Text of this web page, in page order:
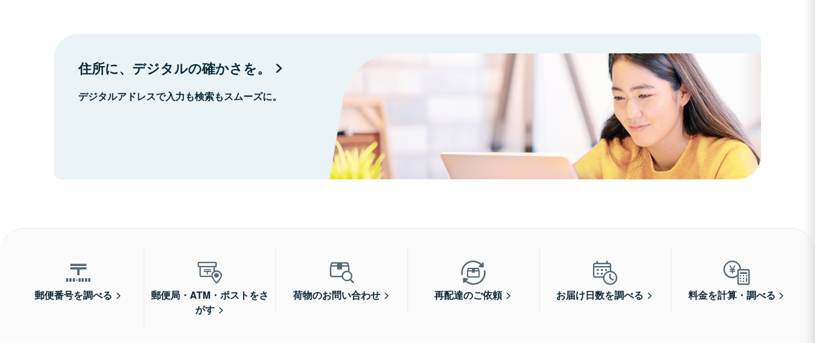
住所に、デジタルの確かさを。
デジタルアドレスで入力も検索もスムーズに。
郵便番号を調べる
郵便局・ATM・ポストをさ
がす
荷物のお問い合わせ 再配達のご依頼 お届け日数を調べる 料金を計算・調べる